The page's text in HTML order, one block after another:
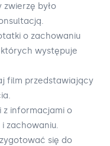
było
o zachowaniu
występuje
film przedstawiający
z informacjami o
zachowaniu.
się do